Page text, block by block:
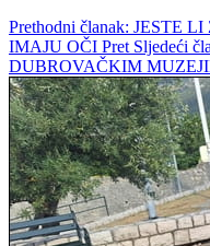
Prethodni članak: JESTE
IMAJU OČI Pret Sljedeći
DUBROVAČKIM